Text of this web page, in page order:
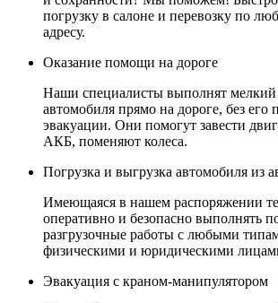
погрузку в салоне и перевозку по
адресу.
Оказание помощи на дороге
Наши специалисты выполнят мелкий
автомобиля прямо на дороге, без его
эвакуации. Они помогут завести
АКБ, поменяют колеса.
Погрузка и выгрузка автомобиля из
Имеющаяся в нашем распоряжении
оперативно и безопасно выполнять
разгрузочные работы с любыми
физическими и юридическими
Эвакуация с краном-манипулятором